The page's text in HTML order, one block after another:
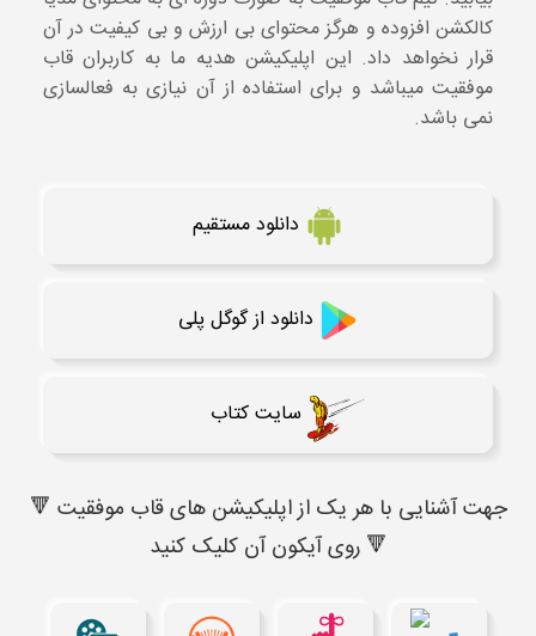
کالکشن افزوده و هرگز محتوای بی ارزش و بی کیفیت در آن
قرار نخواهد داد. این اپلیکیشن هدیه ما به کاربران قاب
موفقیت میباشد و برای استفاده از آن نیازی به فعالسازی
نمی باشد.
دانلود مستقیم
دانلود از گوگل پلی
سایت کتاب
🔻 جهت آشنایی با هر یک از اپلیکیشن های قاب موفقیت
روی آیکون آن کلیک کنید 🔻